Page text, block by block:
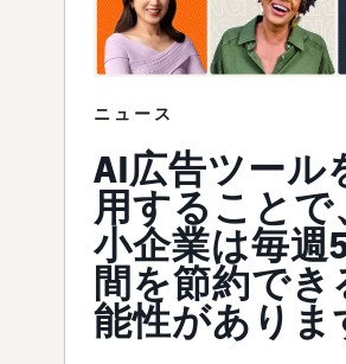
ニュース
AI広告ツール
用することで
小企業は毎週
間を節約でき
能性がありま